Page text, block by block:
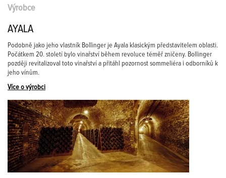
Výrobce
AYALA
Podobně jako jeho vlastník Bollinger je Ayala klasickým představitelem oblasti.
Počátkem 20. století bylo vinařství během revoluce téměř zničeny. Bollinger
později revitalizoval toto vinařství a přitáhl pozornost sommeliéra i odborníků k
jeho vínům.
Více o výrobci